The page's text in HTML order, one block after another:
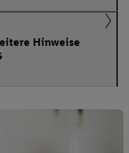
Hinweise